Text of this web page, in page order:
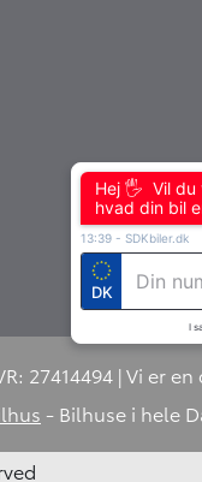
27414494 | Vi er
- Bilhuse i hele
Hej 🖐 Vil du
hvad din bil
13:39 - SDKbiler.dk
DK
I